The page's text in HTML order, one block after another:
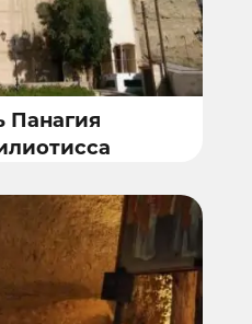
Панагия